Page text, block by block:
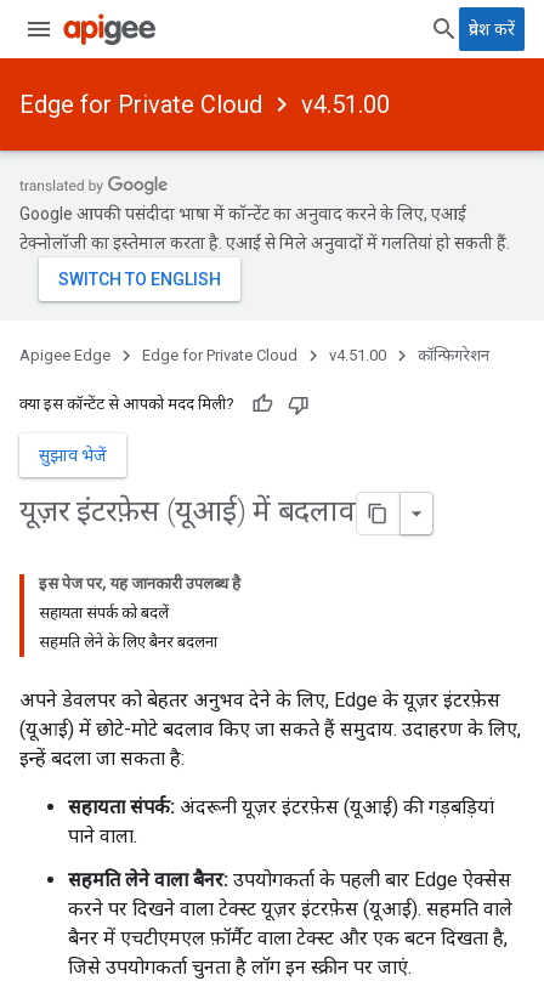
प्रवेश करें
Edge for Private Cloud v4.51.00
Google आपकी पसंदीदा भाषा में कॉन्टेंट का अनुवाद करने के लिए, एआई
टेक्नोलॉजी का इस्तेमाल करता है. एआई से मिले अनुवादों में गलतियां हो सकती हैं.
Apigee Edge Edge for Private Cloud v4.51.00 कॉन्फ़िगरेशन
क्या इस कॉन्टेंट से आपको मदद मिली?
सुझाव भेजें
यूज़र इंटरफ़ेस (यूआई) में बदलाव
इस पेज पर, यह जानकारी उपलब्ध है
सहायता संपर्क को बदलें
सहमति लेने के लिए बैनर बदलना
अपने डेवलपर को बेहतर अनुभव देने के लिए, Edge के यूज़र इंटरफ़ेस
(यूआई) में छोटे-मोटे बदलाव किए जा सकते हैं समुदाय. उदाहरण के लिए,
इन्हें बदला जा सकता है:
सहायता संपर्क: अंदरूनी यूज़र इंटरफ़ेस (यूआई) की गड़बड़ियां
पाने वाला.
सहमति लेने वाला बैनर: उपयोगकर्ता के पहली बार Edge ऐक्सेस
करने पर दिखने वाला टेक्स्ट यूज़र इंटरफ़ेस (यूआई). सहमति वाले
बैनर में एचटीएमएल फ़ॉर्मैट वाला टेक्स्ट और एक बटन दिखता है,
जिसे उपयोगकर्ता चुनता है लॉग इन स्क्रीन पर जाएं.